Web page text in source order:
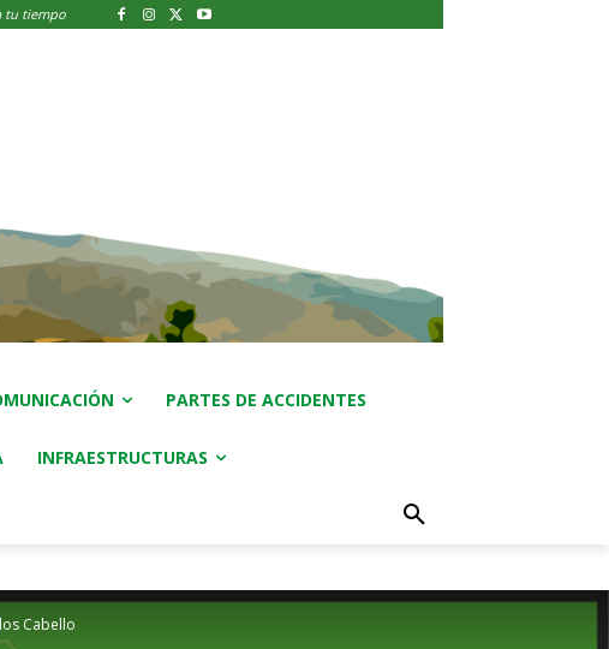
tu tiempo
PARTES DE ACCIDENTES
INFRAESTRUCTURAS
Cabello